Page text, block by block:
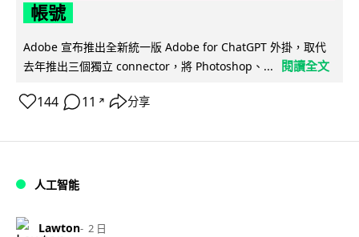
帳號
Adobe 宣布推出全新統一版 Adobe for ChatGPT 外掛，取代
去年推出三個獨立 connector，將 Photoshop、...
閱讀全文
144 11 ↗ 分享
人工智能
Lawton 2 日